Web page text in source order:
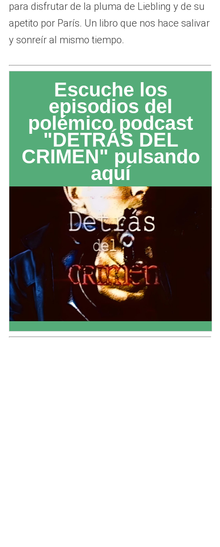
para disfrutar de la pluma de Liebling y de su
apetito por París. Un libro que nos hace salivar
y sonreír al mismo tiempo.
Escuche los
episodios del
polémico podcast
"DETRÁS DEL
CRIMEN" pulsando
aquí